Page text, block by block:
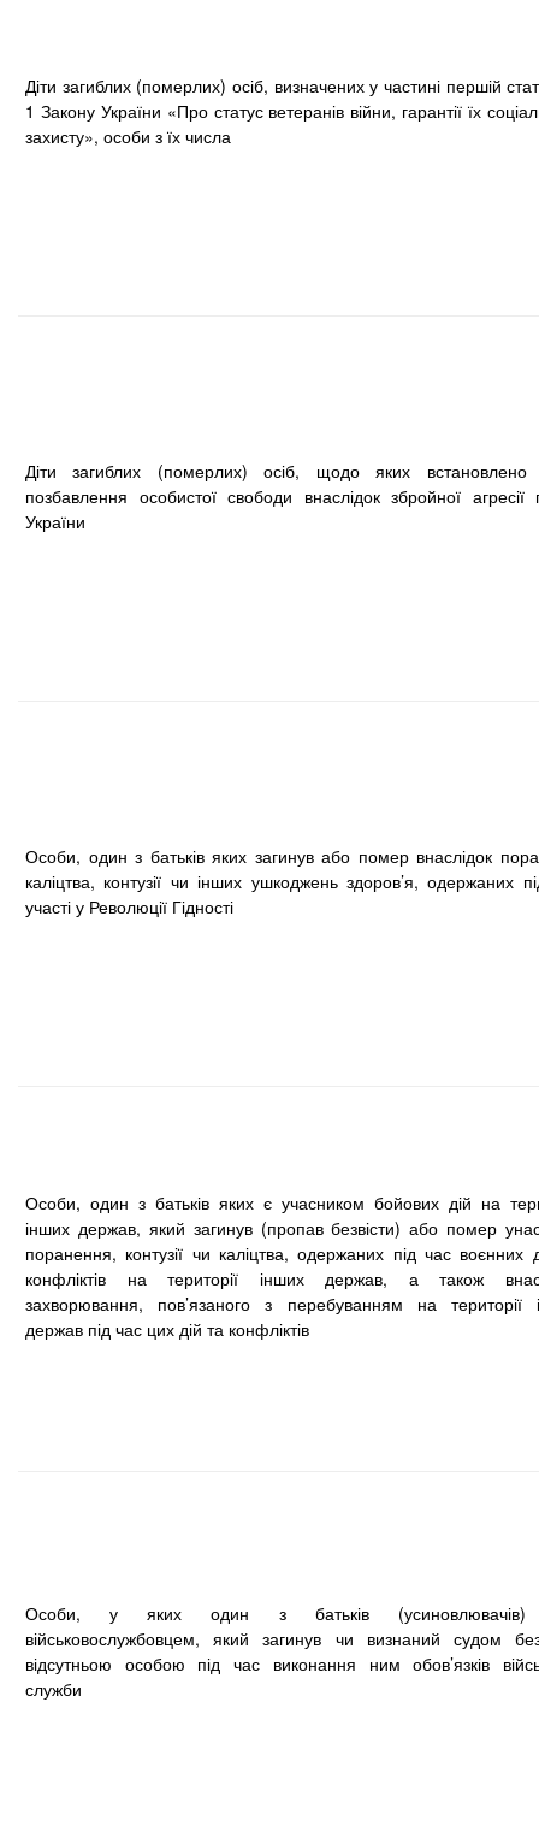
Діти загиблих (померлих) осіб, визначених у частині першій
1 Закону України «Про статус ветеранів війни, гарантії їх
захисту», особи з їх числа
Діти загиблих (померлих) осіб, щодо яких встановлено
позбавлення особистої свободи внаслідок збройної агресії
України
Особи, один з батьків яких загинув або помер внаслідок
каліцтва, контузії чи інших ушкоджень здоров’я, одержаних
участі у Революції Гідності
Особи, один з батьків яких є учасником бойових дій на
інших держав, який загинув (пропав безвісти) або помер
поранення, контузії чи каліцтва, одержаних під час воєнних
конфліктів на території інших держав, а також
захворювання, пов’язаного з перебуванням на території
держав під час цих дій та конфліктів
Особи, у яких один з батьків
військовослужбовцем, який загинув чи визнаний судом
відсутньою особою під час виконання ним обов’язків
служби